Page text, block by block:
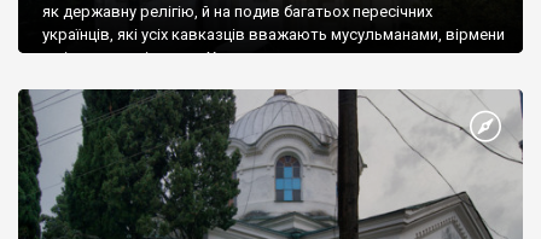
як державну релігію, й на подив багатьох пересічних
українців, які усіх кавказців вважають мусульманами, вірмени
є відданими вірянами Христа